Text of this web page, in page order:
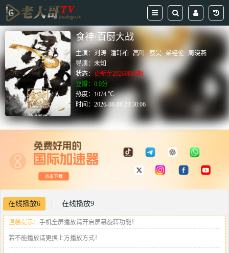
食神·百厨大战
主演：刘涛 潘玮柏 高叶 蔡昊 梁经伦
周晓燕
导演：未知
状态： 更新至20260806期
豆瓣：0.0分
热度：1074 ℃
时间：2026-08-06 23:30:06
在线播放6 在线播放9
温馨提示： 手机全屏播放请开启屏幕旋转功能！
若不能播放请更换上方播放方式！